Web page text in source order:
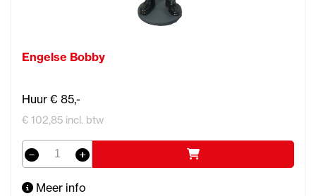
Engelse Bobby
Huur € 85,-
€ 102,85 incl. btw
Meer info